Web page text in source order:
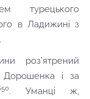
турецького
в Ладижині з
.
роз’ятрений
Дорошенка і за
. Уманці ж,